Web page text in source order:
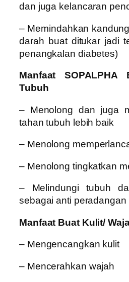
dan juga kelancaran
– Memindahkan
darah buat ditukar jadi
penangkalan diabetes)
Manfaat SOPALPHA
Tubuh
– Menolong dan juga
tahan tubuh lebih baik
– Menolong
– Menolong tingkatkan
– Melindungi tubuh
sebagai anti peradangan
Manfaat Buat Kulit/
– Mengencangkan kulit
– Mencerahkan wajah